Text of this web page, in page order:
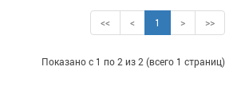
<< < 1 > >>
Показано с 1 по 2 из 2 (всего 1 страниц)